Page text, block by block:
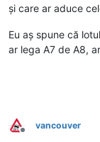
și care ar aduce
Eu aș spune că
ar lega A7 de A8,
Deconectat
vancouver